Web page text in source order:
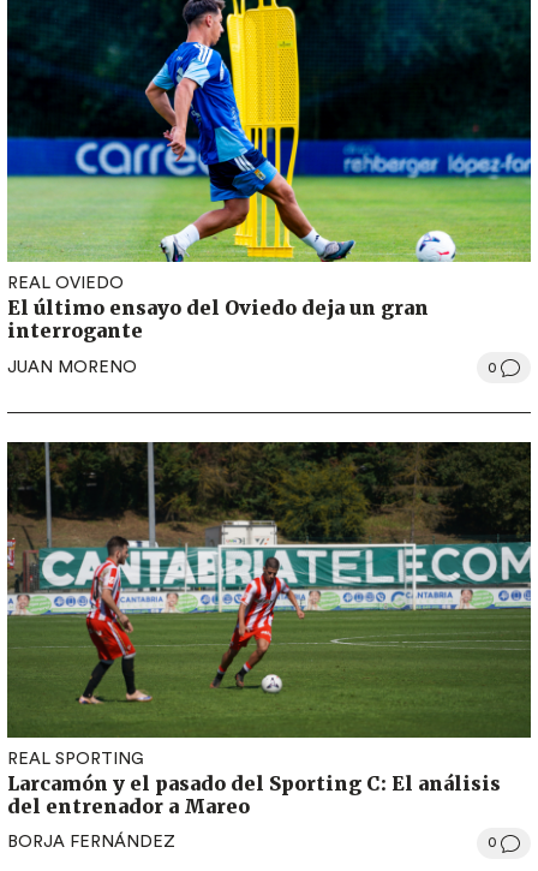
REAL OVIEDO
El último ensayo del Oviedo deja un gran
interrogante
JUAN MORENO 0
REAL SPORTING
Larcamón y el pasado del Sporting C: El análisis
del entrenador a Mareo
BORJA FERNÁNDEZ 0